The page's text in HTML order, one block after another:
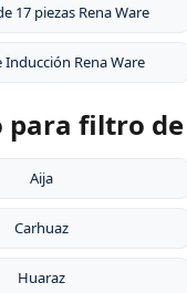
17 piezas Rena Ware
Inducción Rena Ware
filtro de
Aija
Carhuaz
Huaraz